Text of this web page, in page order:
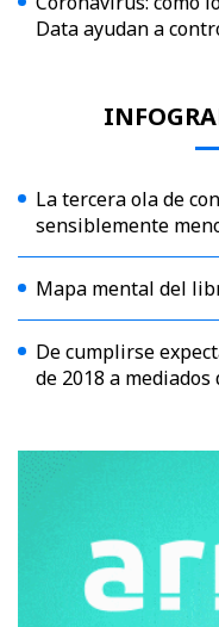
Data ayudan a
La tercera ola de
sensiblemente
Mapa mental del
De cumplirse
de 2018 a mediados